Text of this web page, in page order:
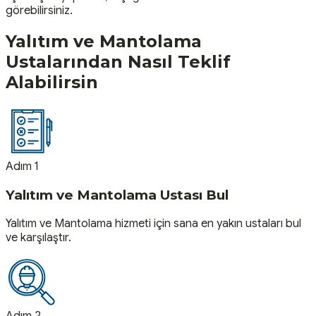
görebilirsiniz.
Yalıtım ve Mantolama
Ustalarından Nasıl Teklif
Alabilirsin
Adım 1
Yalıtım ve Mantolama Ustası Bul
Yalıtım ve Mantolama hizmeti için sana en yakın ustaları bul
ve karşılaştır.